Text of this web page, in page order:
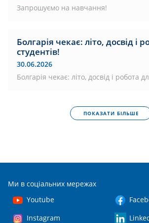
Запрошуємо на навчання!
Болгарія чекає: літо, досвід і
студентів!
30.06.2026
Болгарія чекає: літо, досвід і робота
ПОКАЗАТИ БІЛЬШЕ
Ми в соціальних мережах
Youtube
Instagram